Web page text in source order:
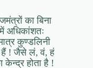
का बिना
में अधिकांशतः
कुण्डलिनी
हैं ! जैसे लं, वं, हं
होता है !